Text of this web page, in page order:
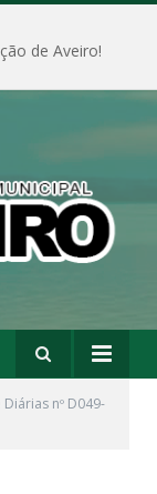
de Aveiro!
nº D049-